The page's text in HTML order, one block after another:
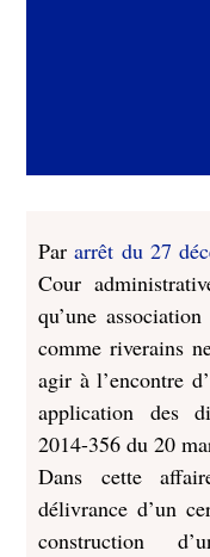
Pararrêt du 27
Cour
qu’une
comme riverains
agir à l’encontre
application des
2014-356 du 20
Dans cette
délivrance d’un
construction